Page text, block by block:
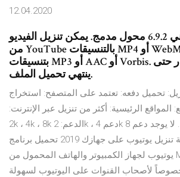
12.04.2020
يوتيوب تنزيل مجاني 6.9.2 محول مدمج. يمكن تنزيل الفيديو
من YouTube بالتنسيقات MP4 أو WebM أو AVI والصوت
بتنسيقات MP3 أو AAC أو Vorbis. لا تحتاج إلى الانتظار حتى
ينتهي تحميل الملف.
تحميل دفعه: تعتمد على المتصفح: استخراج
المواقع الرئيسية: أكثر من تنزيل عبر الإنترنت:
2k ، 4k ، 8k الدعم: 2k ، دعم 4k مع عدم وجود صوت. لا يوجد دعم 8k:
السرعة السريعة تنزيل يوتيوب على جهازك 2019 تحميل برنامج
يوتيوب لجهاز الكمبيوتر والهاتف المحمول من Microsoft Store فهي
لأصحاب القنوات على اليوتيوب لسهولة